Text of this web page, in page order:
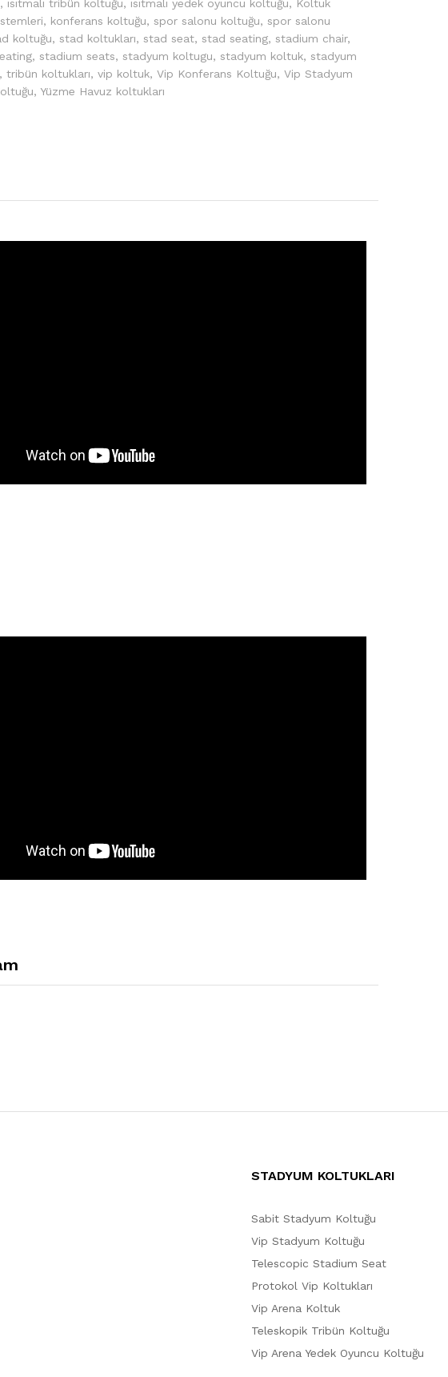
, ısıtmalı tribün koltuğu, ısıtmalı yedek oyuncu koltuğu, Koltuk
, konferans koltuğu,spor salonu koltuğu,spor salonu
koltuğu,stad koltukları,stad seat,stad seating,stadium chair,
,stadium seats,stadyum koltugu,stadyum koltuk,stadyum
,tribün koltukları,vip koltuk,Vip Konferans Koltuğu,Vip Stadyum
, Yüzme Havuz koltukları
STADYUM KOLTUKLARI
Sabit Stadyum Koltuğu
Vip Stadyum Koltuğu
Telescopic Stadium Seat
Protokol Vip Koltukları
Vip Arena Koltuk
Teleskopik Tribün Koltuğu
Vip Arena Yedek Oyuncu Koltuğu